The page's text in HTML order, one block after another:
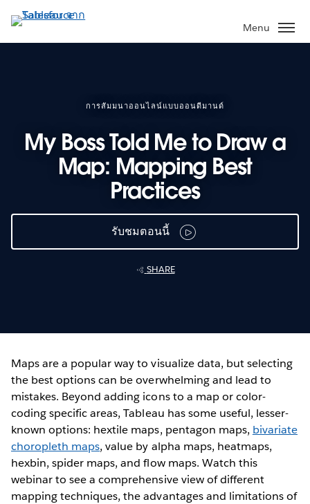
ไป
ที่
Menu
การสัมมนาออนไลน์แบบออนดีมานด์
My Boss Told Me to Draw a
Map: Mapping Best
Practices
รับชมตอนนี้
SHARE
Maps are a popular way to visualize data, but selecting
the best options can be overwhelming and lead to
mistakes. Beyond adding icons to a map or color-
coding specific areas, Tableau has some useful, lesser-
known options: hextile maps, pentagon maps, bivariate
choropleth maps, value by alpha maps, heatmaps,
hexbin, spider maps, and flow maps. Watch this
webinar to see a comprehensive view of different
mapping techniques, the advantages and limitations of